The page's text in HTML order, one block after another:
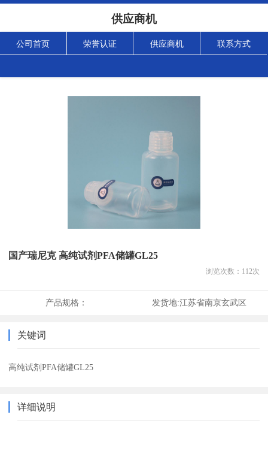
供应商机
公司首页 荣誉认证 供应商机 联系方式
国产瑞尼克 高纯试剂PFA储罐GL25
浏览次数： 112次
产品规格： 发货地:江苏省南京玄武区
关键词
高纯试剂PFA储罐GL25
详细说明